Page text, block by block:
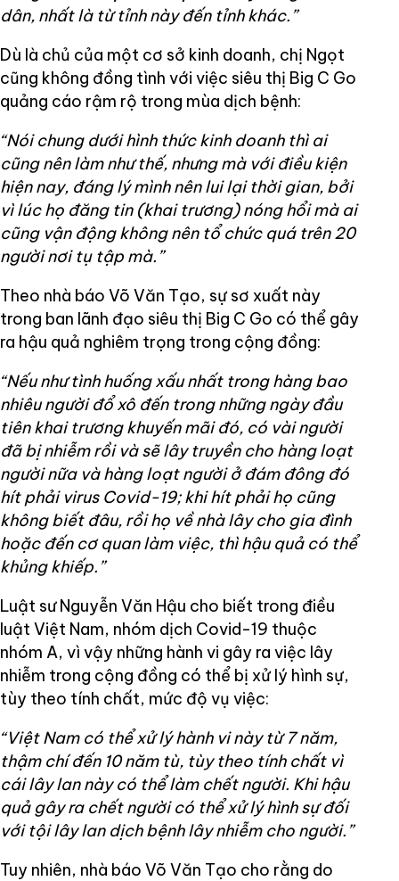
dân, nhất là từ tỉnh này đến tỉnh khác.”
Dù là chủ của một cơ sở kinh doanh, chị Ngọt
cũng không đồng tình với việc siêu thị Big C Go
quảng cáo rậm rộ trong mùa dịch bệnh:
“Nói chung dưới hình thức kinh doanh thì ai
cũng nên làm như thế, nhưng mà với điều kiện
hiện nay, đáng lý mình nên lui lại thời gian, bởi
vì lúc họ đăng tin (khai trương) nóng hổi mà ai
cũng vận động không nên tổ chức quá trên 20
người nơi tụ tập mà.”
Theo nhà báo Võ Văn Tạo, sự sơ xuất này
trong ban lãnh đạo siêu thị Big C Go có thể gây
ra hậu quả nghiêm trọng trong cộng đồng:
“Nếu như tình huống xấu nhất trong hàng bao
nhiêu người đổ xô đến trong những ngày đầu
tiên khai trương khuyến mãi đó, có vài người
đã bị nhiễm rồi và sẽ lây truyền cho hàng loạt
người nữa và hàng loạt người ở đám đông đó
hít phải virus Covid-19; khi hít phải họ cũng
không biết đâu, rồi họ về nhà lây cho gia đình
hoặc đến cơ quan làm việc, thì hậu quả có thể
khủng khiếp.”
Luật sư Nguyễn Văn Hậu cho biết trong điều
luật Việt Nam, nhóm dịch Covid-19 thuộc
nhóm A, vì vậy những hành vi gây ra việc lây
nhiễm trong cộng đồng có thể bị xử lý hình sự,
tùy theo tính chất, mức độ vụ việc:
“Việt Nam có thể xử lý hành vi này từ 7 năm,
thậm chí đến 10 năm tù, tùy theo tính chất vì
cái lây lan này có thể làm chết người. Khi hậu
quả gây ra chết người có thể xử lý hình sự đối
với tội lây lan dịch bệnh lây nhiễm cho người.”
Tuy nhiên, nhà báo Võ Văn Tạo cho rằng do